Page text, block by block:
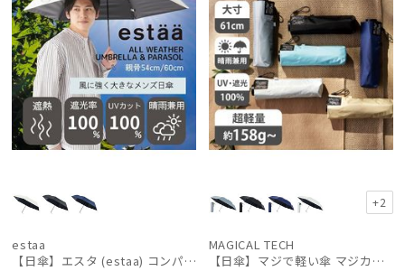
estaa
【日傘】エスタ (estaa) コンパクトワイド60 折りたたみ傘 軽量 晴雨兼用 遮光100％ UV100%
+2
MAGICAL TECH
【日傘】マジで軽い傘 マジカルテックプロテクション(MAGICAL TECH PROTECTION)61cm 晴雨兼用傘折りたたみ日傘 一級遮光100% UV 軽量 人気 大きめ